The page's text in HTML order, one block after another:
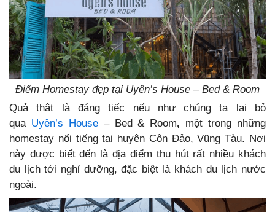
Điểm Homestay đẹp tại Uyên’s House – Bed & Room
Quả thật là đáng tiếc nếu như chúng ta lại bỏ
qua Uyên’s House– Bed & Room, một trong những
homestay nổi tiếng tại huyện Côn Đảo, Vũng Tàu. Nơi
này được biết đến là địa điểm thu hút rất nhiều khách
du lịch tới nghỉ dưỡng, đặc biệt là khách du lịch nước
ngoài.